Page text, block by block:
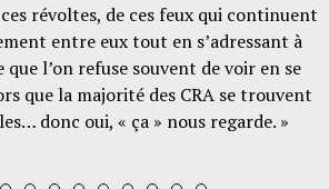
révoltes, de ces feux qui continuent
entre eux tout en s’adressant à
l’on refuse souvent de voir en se
que la majorité des CRA se trouvent
donc oui, « ça » nous regarde. »